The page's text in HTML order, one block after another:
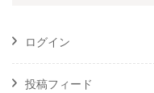
ログイン
投稿フィード